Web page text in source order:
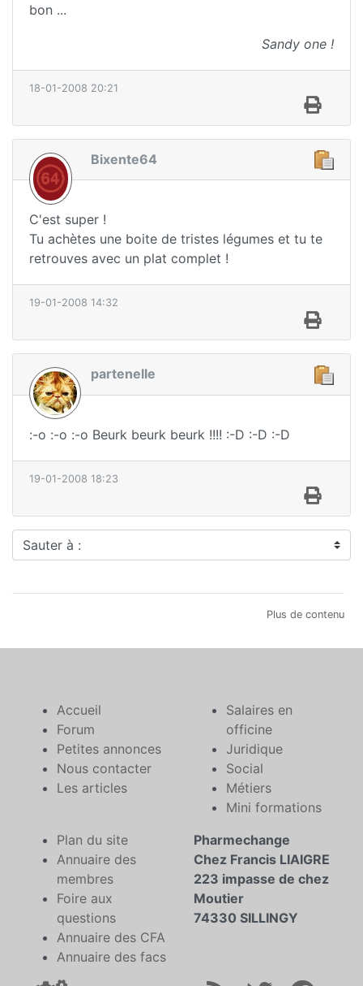
bon ...
Sandy one !
18-01-2008 20:21
Bixente64
C'est super !
Tu achètes une boite de tristes légumes et tu te
retrouves avec un plat complet !
19-01-2008 14:32
partenelle
:-o :-o :-o Beurk beurk beurk !!!! :-D :-D :-D
19-01-2008 18:23
Sauter à :
Plus de contenu
Accueil
Forum
Petites annonces
Nous contacter
Les articles
Salaires en
officine
Juridique
Social
Métiers
Mini formations
Plan du site
Annuaire des
membres
Foire aux
questions
Annuaire des CFA
Annuaire des facs
Pharmechange
Chez Francis LIAIGRE
223 impasse de chez
Moutier
74330 SILLINGY